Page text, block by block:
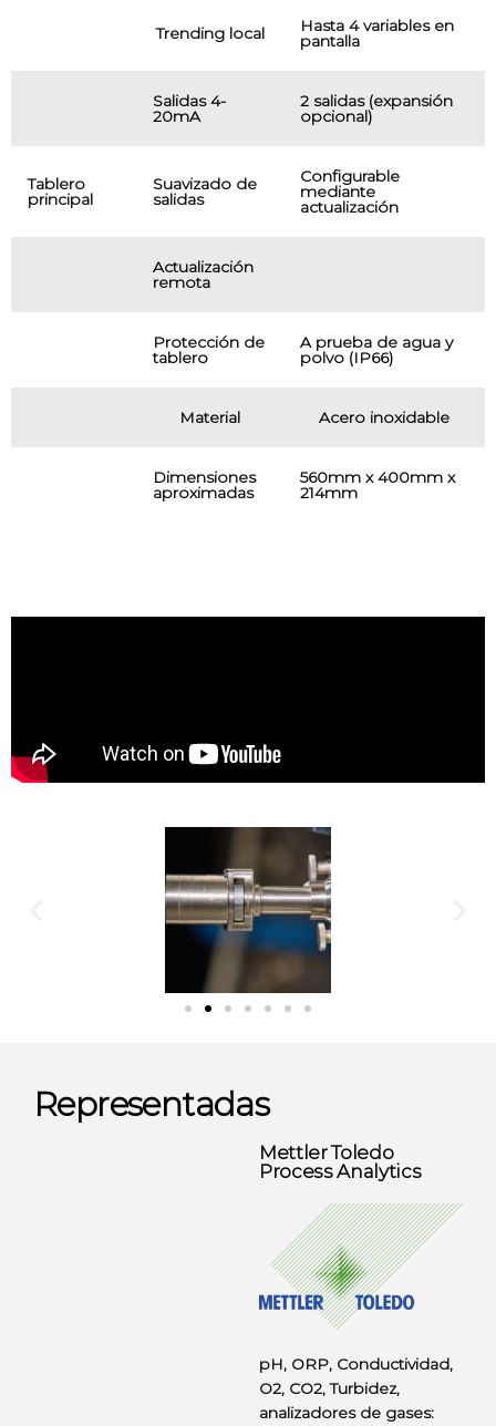
Trending local Hasta 4 variables en
pantalla
Salidas 4-
20mA
2 salidas (expansión
opcional)
Tablero
principal
Suavizado de
salidas
Configurable
mediante
actualización
Actualización
remota
Protección de
tablero
A prueba de agua y
polvo (IP66)
Material Acero inoxidable
Dimensiones
aproximadas
560mm x 400mm x
214mm
Representadas
Mettler Toledo
Process Analytics
pH, ORP, Conductividad,
O2, CO2, Turbidez,
analizadores de gases: